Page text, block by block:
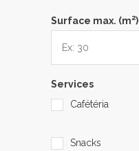
Surface max. (m2)
Services
Cafétéria
Snacks